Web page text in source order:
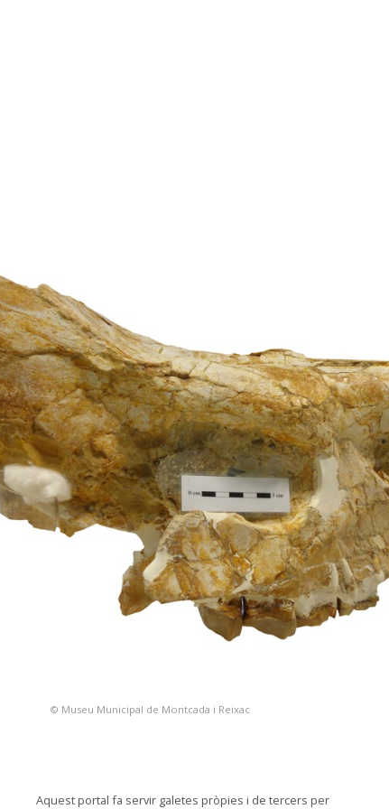
© Museu Municipal de Montcada i Reixac
Aquest portal fa servir galetes pròpies i de tercers per